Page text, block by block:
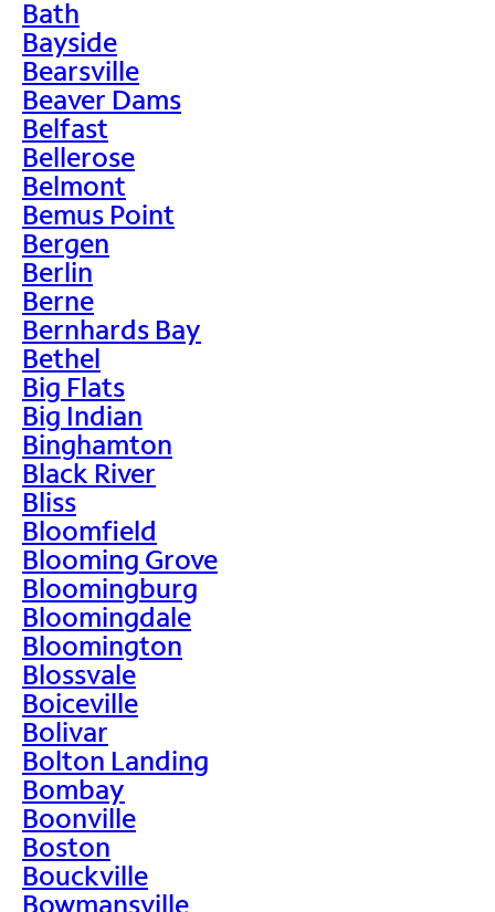
Bath
Bayside
Bearsville
Beaver Dams
Belfast
Bellerose
Belmont
Bemus Point
Bergen
Berlin
Berne
Bernhards Bay
Bethel
Big Flats
Big Indian
Binghamton
Black River
Bliss
Bloomfield
Blooming Grove
Bloomingburg
Bloomingdale
Bloomington
Blossvale
Boiceville
Bolivar
Bolton Landing
Bombay
Boonville
Boston
Bouckville
Bowmansville